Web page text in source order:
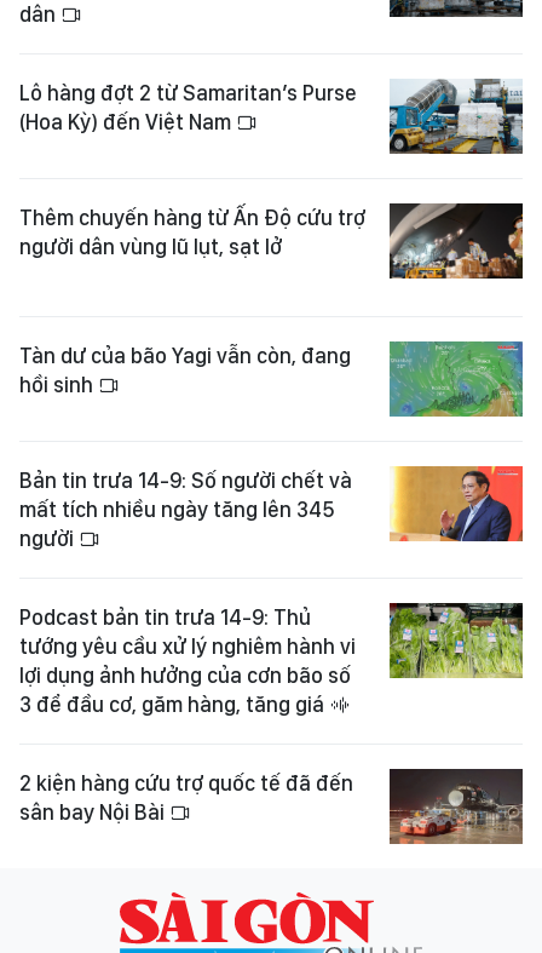
dân
Lô hàng đợt 2 từ Samaritan’s Purse
(Hoa Kỳ) đến Việt Nam
Thêm chuyến hàng từ Ấn Độ cứu trợ
người dân vùng lũ lụt, sạt lở
Tàn dư của bão Yagi vẫn còn, đang
hồi sinh
Bản tin trưa 14-9: Số người chết và
mất tích nhiều ngày tăng lên 345
người
Podcast bản tin trưa 14-9: Thủ
tướng yêu cầu xử lý nghiêm hành vi
lợi dụng ảnh hưởng của cơn bão số
3 để đầu cơ, găm hàng, tăng giá
2 kiện hàng cứu trợ quốc tế đã đến
sân bay Nội Bài